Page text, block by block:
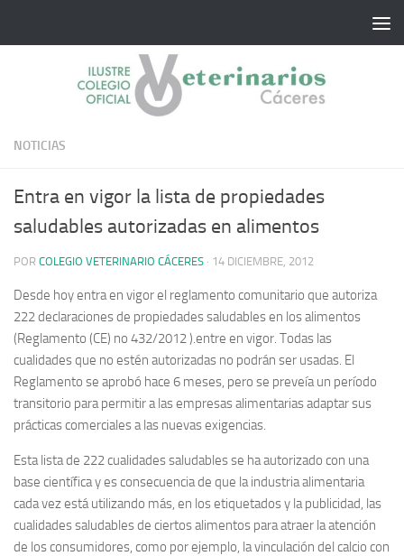
NOTICIAS
Entra en vigor la lista de propiedades
saludables autorizadas en alimentos
POR COLEGIO VETERINARIO CÁCERES · 14 DICIEMBRE, 2012
Desde hoy entra en vigor el reglamento comunitario que autoriza
222 declaraciones de propiedades saludables en los alimentos
(Reglamento (CE) no 432/2012 ).entre en vigor. Todas las
cualidades que no estén autorizadas no podrán ser usadas. El
Reglamento se aprobó hace 6 meses, pero se preveía un período
transitorio para permitir a las empresas alimentarias adaptar sus
prácticas comerciales a las nuevas exigencias.
Esta lista de 222 cualidades saludables se ha autorizado con una
base científica y es consecuencia de que la industria alimentaria
cada vez está utilizando más, en los etiquetados y la publicidad, las
cualidades saludables de ciertos alimentos para atraer la atención
de los consumidores, como por ejemplo, la vinculación del calcio con